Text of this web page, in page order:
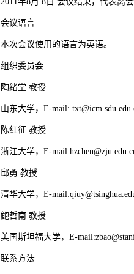
会议语言
本次会议使用的语言为英语。
组织委员会
陶绪堂 教授
山东大学，E-mail:
陈红征 教授
浙江大学，E-
邱勇 教授
清华大学，E-
鲍哲南 教授
美国斯坦福大学，E-
联系方法